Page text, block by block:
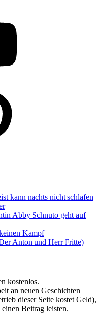
kann nachts nicht schlafen
Abby Schnuto geht auf
Kampf
Anton und Herr Fritte)
kostenlos.
an neuen Geschichten
dieser Seite kostet Geld),
Beitrag leisten.